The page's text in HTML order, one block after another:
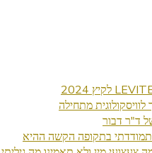
לוויסקולוגית מתחילה
ד"ר דבור
בתקופה הקשה ההיא